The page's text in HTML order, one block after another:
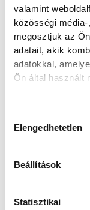
valamint
közösségi
megosztjuk az
adatait, akik
adatokkal,
Ön által használt
Elengedhetetlen
Beállítások
Statisztikai
Tűz
KÖZÉRDEKŰ